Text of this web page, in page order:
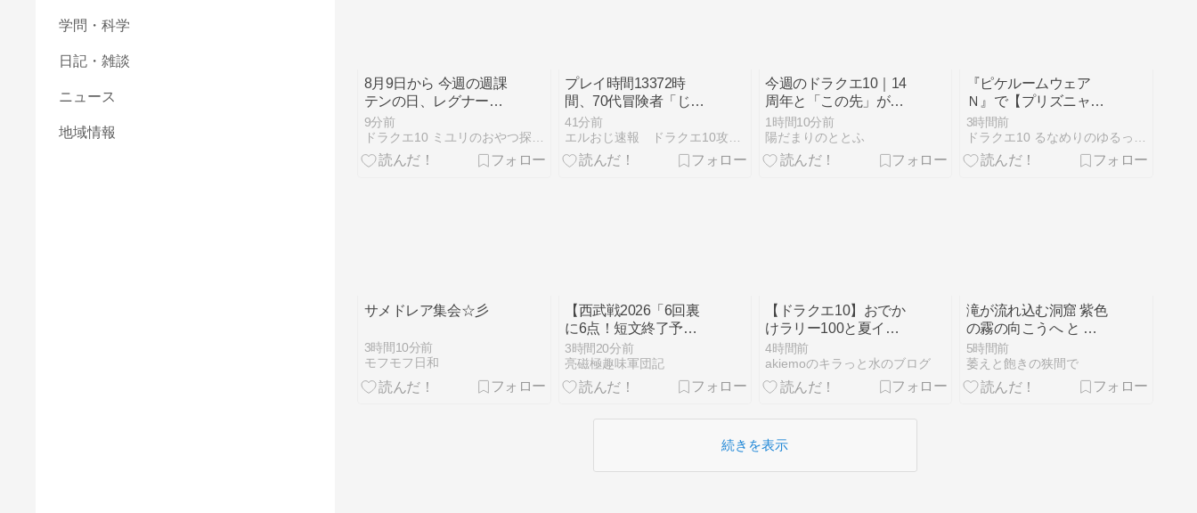
8月9日から 今週の週課
テンの日、レグナード
TA、転生モンスターフ
ィーバーなど！
9分前
プレイ時間13372時
間、70代冒険者「じん
ぞう」さんの思い出に
ネットほっこり「ドラ
クエ版 光のお父さん
41分前
今週のドラクエ10｜14
周年と「この先」が見
えた1週間【2026年8月
9日号】
1時間10分前
陽だまりのととふ
『ピケルームウェア
Ｎ』で【プリズニャ
ン】
3時間前
サメドレア集会☆彡
3時間10分前
モフモフ日和
【西武戦2026「6回裏
に6点！短文終了予定
が『最高の劇的勝利』
で長文になった逆転勝
利！」(ソフトバンク16
記事目])
3時間20分前
亮磁極趣味軍団記
【ドラクエ10】おでか
けラリー100と夏イベ
ント
4時間前
akiemoのキラっと水のブログ
滝が流れ込む洞窟 紫色
の霧の向こうへ と 村
人の選別だ！ マインク
ラフト Minecraft #10
5時間前
萎えと飽きの狭間で
続きを表示
学問・科学
日記・雑談
ニュース
地域情報